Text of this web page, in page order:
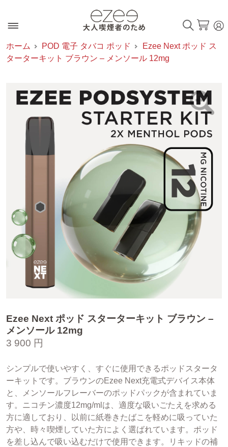
ホーム POD 電子 タバコ ポッド
Ezee Next ポッド ス
ターターキット ブラウン – メンソール 12mg
Ezee Next ポッド スターターキット ブラウン –
メンソール 12mg
3 900 円
シンプルで使いやすく、すぐに使用できるポッドスタータ
ーキットです。ブラウンのEzee Next充電式デバイス本体
と、メンソールフレーバーのポッドパックが含まれていま
す。ニコチン濃度12mg/mlは、適度な吸いごたえを求める
方に適しており、以前に紙巻きたばこを軽めに吸っていた
方や、時々喫煙していた方によく選ばれています。ポッド
を差し込んで吸い込むだけで使用できます。リキッドの補